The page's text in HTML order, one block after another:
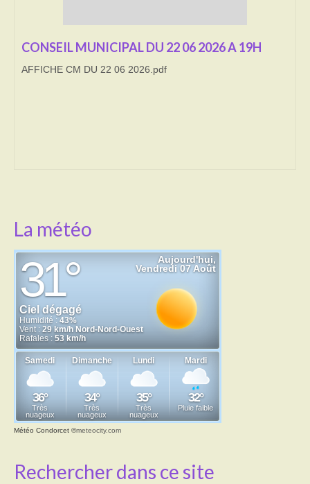
Cimetière
CONSEIL MUNICIPAL DU 22 06 2026 A 19H
AFFICHE CM DU 22 06 2026.pdf
La météo
Météo Condorcet ©meteocity.com
Rechercher dans ce site